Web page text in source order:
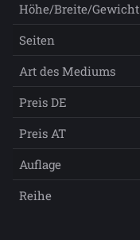
Höhe/Breite/Gewicht
Seiten
Art des Mediums
Preis DE
Preis AT
Auflage
Reihe